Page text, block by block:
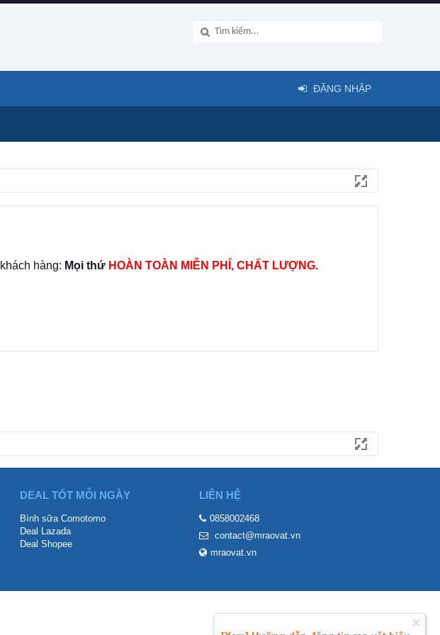
hàng: Mọi thứ HOÀN TOÀN MIỄN PHÍ, CHẤT LƯỢNG.
ĐĂNG NHẬP
DEAL TỐT MỖI NGÀY
Bình sữa Comotomo
Deal Lazada
Deal Shopee
LIÊN HỆ
0858002468
contact@mraovat.vn
mraovat.vn